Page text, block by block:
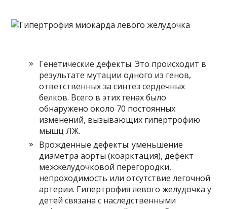
Генетические дефекты. Это происходит в
результате мутации одного из генов,
ответственных за синтез сердечных
белков. Всего в этих генах было
обнаружено около 70 постоянных
изменений, вызывающих гипертрофию
мышц ЛЖ.
Врожденные дефекты: уменьшение
диаметра аорты (коарктация), дефект
межжелудочковой перегородки,
непроходимость или отсутствие легочной
артерии. Гипертрофия левого желудочка у
детей связана с наследственными